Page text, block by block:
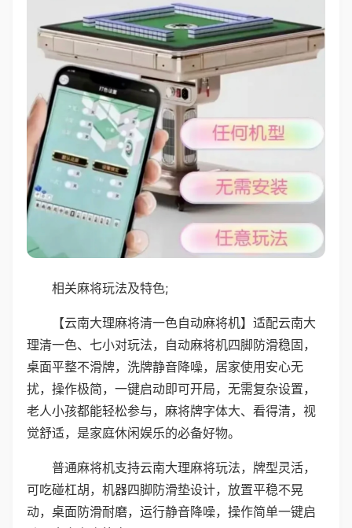
相关麻将玩法及特色;
【云南大理麻将清一色自动麻将机】适配云南大
理清一色、七小对玩法，自动麻将机四脚防滑稳固，
桌面平整不滑牌，洗牌静音降噪，居家使用安心无
扰，操作极简，一键启动即可开局，无需复杂设置，
老人小孩都能轻松参与，麻将牌字体大、看得清，视
觉舒适，是家庭休闲娱乐的必备好物。
普通麻将机支持云南大理麻将玩法，牌型灵活，
可吃碰杠胡，机器四脚防滑垫设计，放置平稳不晃
动，桌面防滑耐磨，运行静音降噪，操作简单一键启